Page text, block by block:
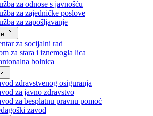
za odnose s javnošću
za zajedničke poslove
za zapošljavanje
za socijalni rad
za stara i iznemogla lica
bolnica
zdravstvenog osiguranja